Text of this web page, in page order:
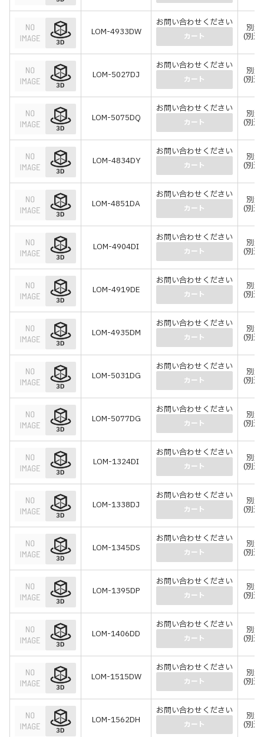
LOM-4933DW
お問い合わせください
カート
別途
(別途
LOM-5027DJ
お問い合わせください
カート
別途
(別途
LOM-5075DQ
お問い合わせください
カート
別途
(別途
LOM-4834DY
お問い合わせください
カート
別途
(別途
LOM-4851DA
お問い合わせください
カート
別途
(別途
LOM-4904DI
お問い合わせください
カート
別途
(別途
LOM-4919DE
お問い合わせください
カート
別途
(別途
LOM-4935DM
お問い合わせください
カート
別途
(別途
LOM-5031DG
お問い合わせください
カート
別途
(別途
LOM-5077DG
お問い合わせください
カート
別途
(別途
LOM-1324DI
お問い合わせください
カート
別途
(別途
LOM-1338DJ
お問い合わせください
カート
別途
(別途
LOM-1345DS
お問い合わせください
カート
別途
(別途
LOM-1395DP
お問い合わせください
カート
別途
(別途
LOM-1406DD
お問い合わせください
カート
別途
(別途
LOM-1515DW
お問い合わせください
カート
別途
(別途
LOM-1562DH
お問い合わせください
カート
別途
(別途